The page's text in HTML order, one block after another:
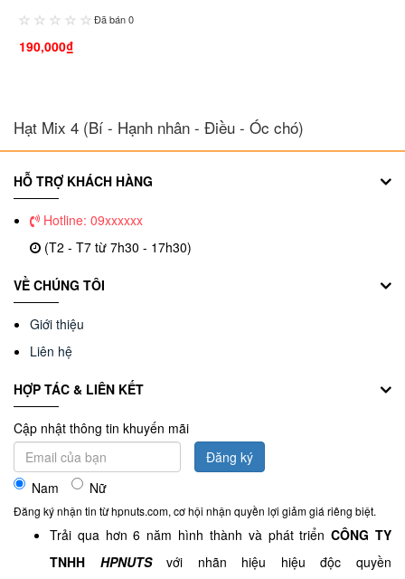
Đã bán 0
190,000₫
Hạt Mix 4 (Bí - Hạnh nhân - Điều - Óc chó)
HỖ TRỢ KHÁCH HÀNG
Hotline: 09xxxxxx
(T2 - T7 từ 7h30 - 17h30)
VỀ CHÚNG TÔI
Giới thiệu
Liên hệ
HỢP TÁC & LIÊN KẾT
Cập nhật thông tin khuyến mãi
Nam Nữ
Đăng ký
Đăng ký nhận tin từ hpnuts.com, cơ hội nhận quyền lợi giảm giá riêng biệt.
Trải qua hơn 6 năm hình thành và phát triểnCÔNG TY
TNHH HPNUTSvới nhãn hiệu hiệu độc quyền